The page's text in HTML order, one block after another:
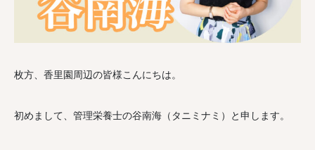
枚方、香里園周辺の皆様こんにちは。
初めまして、管理栄養士の谷南海（タニミナミ）と申します。